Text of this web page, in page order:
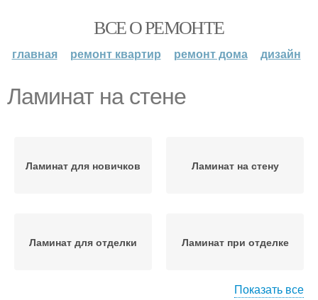
ВСЕ О РЕМОНТЕ
главная ремонт квартир ремонт дома дизайн
Ламинат на стене
Ламинат для новичков Ламинат на стену
Ламинат для отделки Ламинат при отделке
Показать все